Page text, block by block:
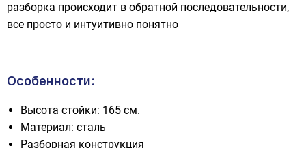
разборка происходит в обратной последовательности,
все просто и интуитивно понятно
Особенности:
Высота стойки: 165 см.
Материал: сталь
Разборная конструкция